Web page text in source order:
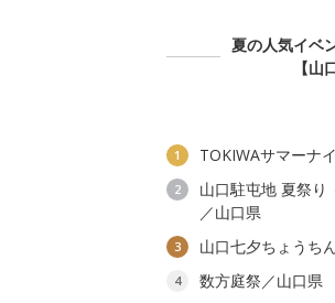
夏の人気イベ
【山
1 TOKIWAサマーナ
2
山口駐屯地 夏祭り
／山口県
3 山口七夕ちょうち
4 数方庭祭／山口県